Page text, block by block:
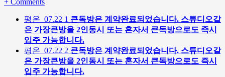
+ Comments
평온 07.22 1 큰독방은 계약완료되었습니다. 스튜디오같
은 가장큰방을 2인동시 또는 혼자서 큰독방으로도 즉시
입주 가능합니다.
평온 07.22 2 큰독방은 계약완료되었습니다. 스튜디오같
은 가장큰방을 2인동시 또는 혼자서 큰독방으로도 즉시
입주 가능합니다.